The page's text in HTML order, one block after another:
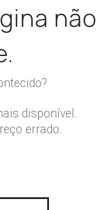
não
disponível.
errado.